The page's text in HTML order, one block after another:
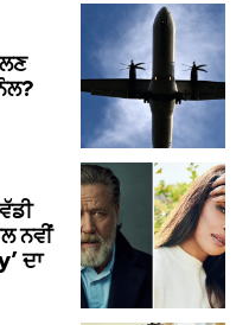
ਨਵੀਂ
ਦਾ